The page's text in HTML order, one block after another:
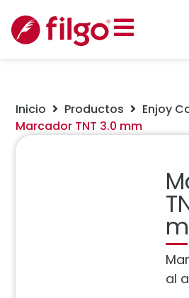
Inicio Productos
Enjoy
Marcador TNT 3.0 mm
al